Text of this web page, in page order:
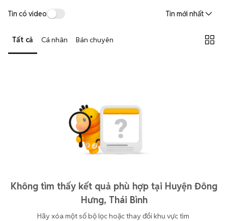
Tin có video Tin mới nhất
Tất cả Cá nhân Bán chuyên
Không tìm thấy kết quả phù hợp tại Huyện Đông
Hưng, Thái Bình
Hãy xóa một số bộ lọc hoặc thay đổi khu vực tìm